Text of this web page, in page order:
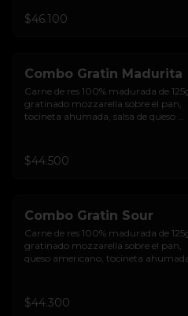
crocante, mermelada de arándanos,
$46.100
Combo Gratin Madurita
Carne de res 100% madurada de
gratinado mozzarella sobre el pan,
tocineta ahumada, salsa de queso
morada, sour cream de sriracha
levemente picante y pan brioche
$44.500
Combo Gratin Sour
Carne de res 100% madurada de
gratinado mozzarella sobre el pan,
queso americano, tocineta
pepinillos y pan brioche sellado +
papas + bebida de la casa
$44.300